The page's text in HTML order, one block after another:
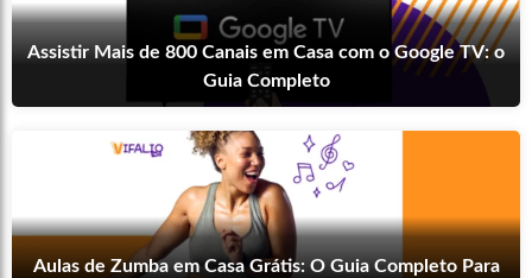
Assistir Mais de 800 Canais em Casa com o Google TV: o
Guia Completo
Aulas de Zumba em Casa Grátis: O Guia Completo Para